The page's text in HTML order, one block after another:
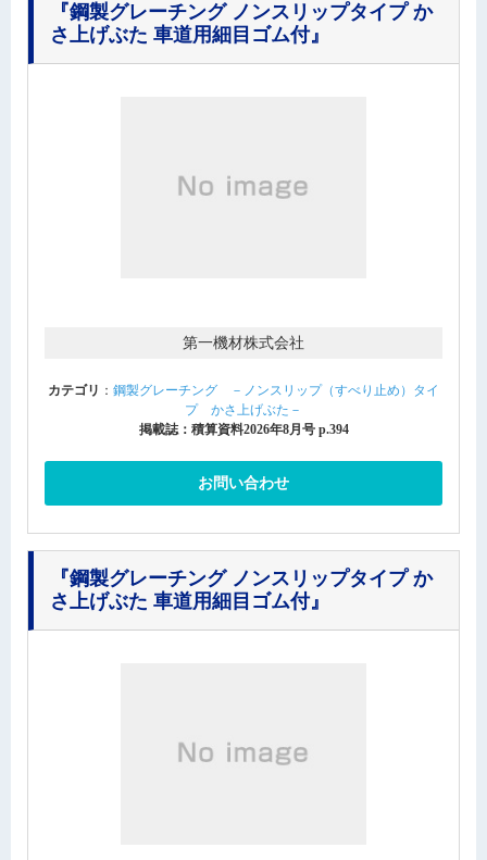
『鋼製グレーチング ノンスリップタイプ か
さ上げぶた 車道用細目ゴム付』
第一機材株式会社
カテゴリ ： 鋼製グレーチング －ノンスリップ（すべり止め）タイ
プ かさ上げぶた－
掲載誌：積算資料2026年8月号 p.394
お問い合わせ
『鋼製グレーチング ノンスリップタイプ か
さ上げぶた 車道用細目ゴム付』